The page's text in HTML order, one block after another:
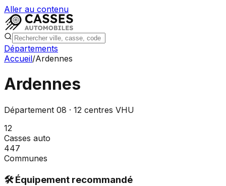
Aller au contenu
Départements
Accueil/Ardennes
Ardennes
Département 08 · 12 centres VHU
12
Casses auto
447
Communes
🛠️ Équipement recommandé